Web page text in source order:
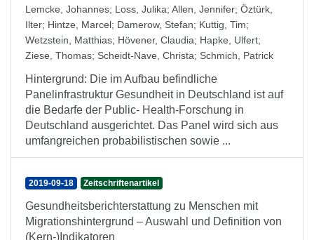
Lemcke, Johannes; Loss, Julika; Allen, Jennifer; Öztürk,
Ilter; Hintze, Marcel; Damerow, Stefan; Kuttig, Tim;
Wetzstein, Matthias; Hövener, Claudia; Hapke, Ulfert;
Ziese, Thomas; Scheidt-Nave, Christa; Schmich, Patrick
Hintergrund: Die im Aufbau befindliche
Panelinfrastruktur Gesundheit in Deutschland ist auf
die Bedarfe der Public- Health-Forschung in
Deutschland ausgerichtet. Das Panel wird sich aus
umfangreichen probabilistischen sowie ...
2019-09-18 Zeitschriftenartikel
Gesundheitsberichterstattung zu Menschen mit
Migrationshintergrund – Auswahl und Definition von
(Kern-)Indikatoren